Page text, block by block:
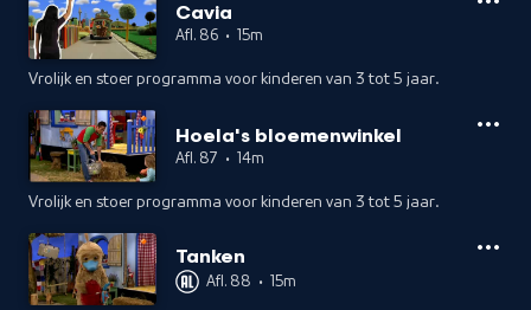
Cavia
Afl. 86 • 15m
Vrolijk en stoer programma voor kinderen van 3 tot 5 jaar.
Hoela's bloemenwinkel
Afl. 87 • 14m
Vrolijk en stoer programma voor kinderen van 3 tot 5 jaar.
Tanken
Afl. 88 • 15m